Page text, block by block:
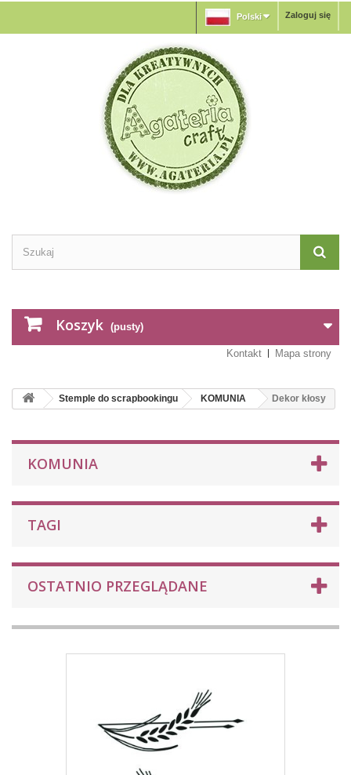
Zaloguj się
Polski
Koszyk (pusty)
Kontakt Mapa strony
Stemple do scrapbookingu KOMUNIA Dekor kłosy
KOMUNIA
TAGI
OSTATNIO PRZEGLĄDANE